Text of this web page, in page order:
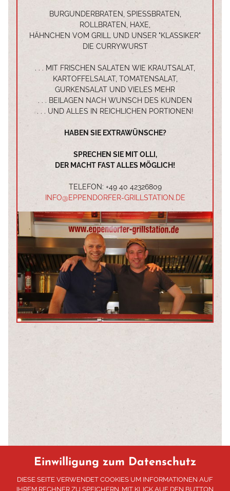
BURGUNDERBRATEN, SPIESSBRATEN, R
OLLBRATEN, HAXE,
HÄHNCHEN VOM GRILL UND UNSER "KLASSIKER"
DIE CURRYWURST
. . . MIT FRISCHEN SALATEN WIE KRAUTSALAT,
KARTOFFELSALAT, TOMATENSALAT,
GURKENSALAT UND VIELES MEHR
. . . BEILAGEN NACH WUNSCH DES KUNDEN
. . . UND ALLES IN REICHLICHEN PORTIONEN!
HABEN SIE EXTRAWÜNSCHE?
SPRECHEN SIE MIT OLLI,
DER MACHT FAST ALLES MÖGLICH!
TELEFON: +49 40 42326809
INFO@EPPENDORFER-GRILLSTATION.DE
Einwilligung zum Datenschutz
DIESE SEITE VERWENDET COOKIES UM INFORMATIONEN AUF
IHREM RECHNER ZU SPEICHERN. MIT KLICK AUF DEN BUTTON